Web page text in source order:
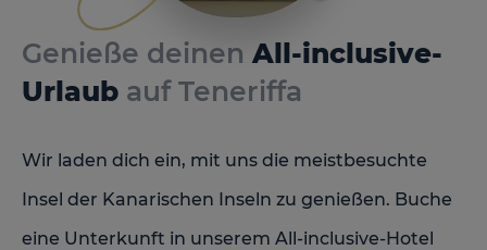
Genieße deinen All-inclusive-
Urlaub auf Teneriffa
Wir laden dich ein, mit uns die meistbesuchte
Insel der Kanarischen Inseln zu genießen. Buche
eine Unterkunft in unserem All-inclusive-Hotel